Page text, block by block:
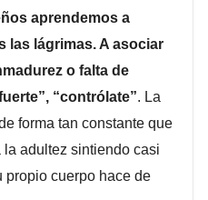
aprendemos a
las lágrimas. A asociar
o falta de
“contrólate”. La
forma tan constante que
adultez sintiendo casi
propio cuerpo hace de